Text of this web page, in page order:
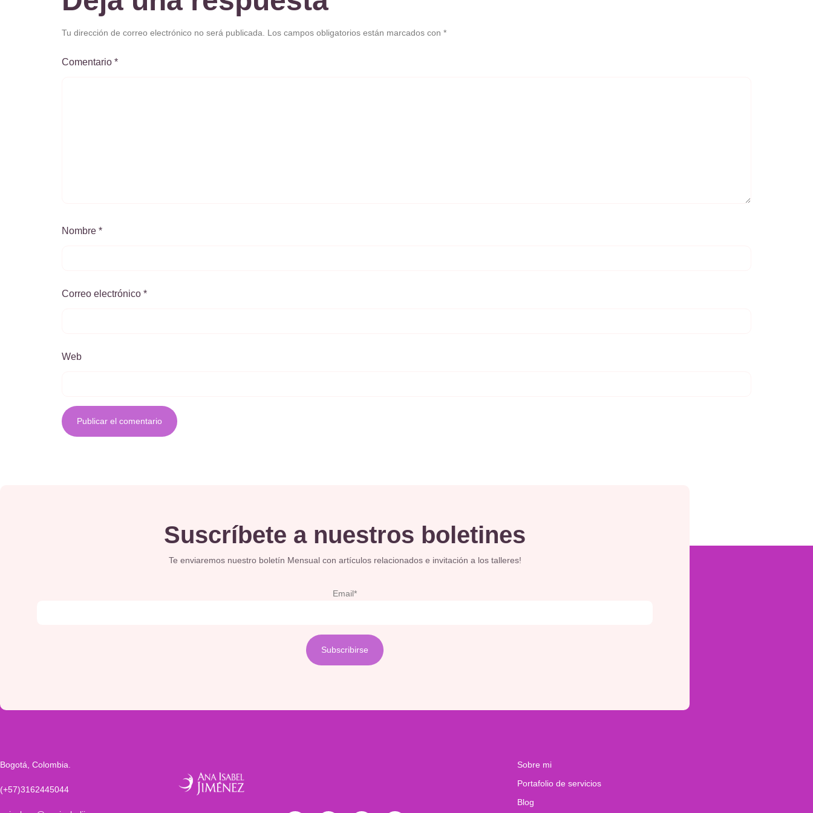
Tu dirección de correo electrónico no será publicada. Los campos obligatorios están marcados con *
Comentario *
Nombre *
Correo electrónico *
Web
Suscríbete a nuestros boletines
Te enviaremos nuestro boletín Mensual con artículos relacionados e invitación a los talleres!
Email*
Bogotá, Colombia.
(+57)3162445044
Sobre mi
Portafolio de servicios
Blog